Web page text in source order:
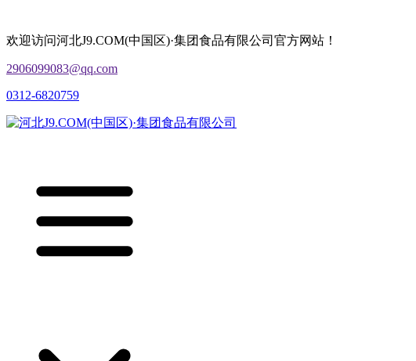
欢迎访问河北J9.COM(中国区)·集团食品有限公司官方网站！
2906099083@qq.com
0312-6820759